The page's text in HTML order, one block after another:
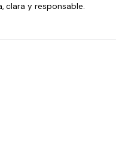
clara y responsable.